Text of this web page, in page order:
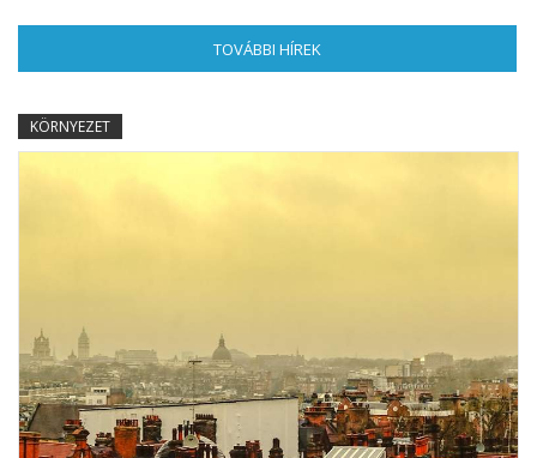
TOVÁBBI HÍREK
KÖRNYEZET